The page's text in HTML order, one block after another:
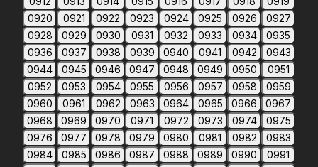
0920
0921 0922 0923 0924 0925 0926
0927
0928
0929 0930 0931 0932 0933 0934
0935
0936
0937 0938 0939 0940 0941 0942
0943
0944
0945 0946 0947 0948 0949 0950
0951
0952
0953 0954 0955 0956 0957 0958
0959
0960
0961 0962 0963 0964 0965 0966
0967
0968
0969 0970 0971 0972 0973 0974
0975
0976
0977 0978 0979 0980 0981 0982
0983
0984
0985 0986 0987 0988 0989 0990
0991